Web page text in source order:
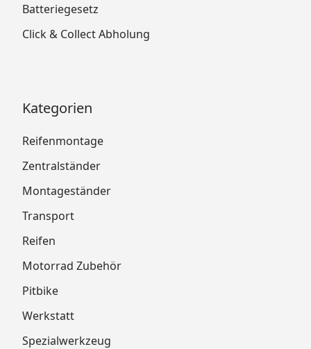
Batteriegesetz
Click & Collect Abholung
Kategorien
Reifenmontage
Zentralständer
Montageständer
Transport
Reifen
Motorrad Zubehör
Pitbike
Werkstatt
Spezialwerkzeug